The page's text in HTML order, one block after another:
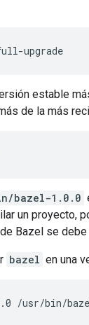
upgrade
estable
de la más
bazel-1.0.0
un proyecto,
Bazel se debe
bazel en una
/usr/bin/